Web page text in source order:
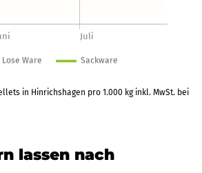
in Hinrichshagen pro 1.000 kg inkl. MwSt. bei
lassen nach